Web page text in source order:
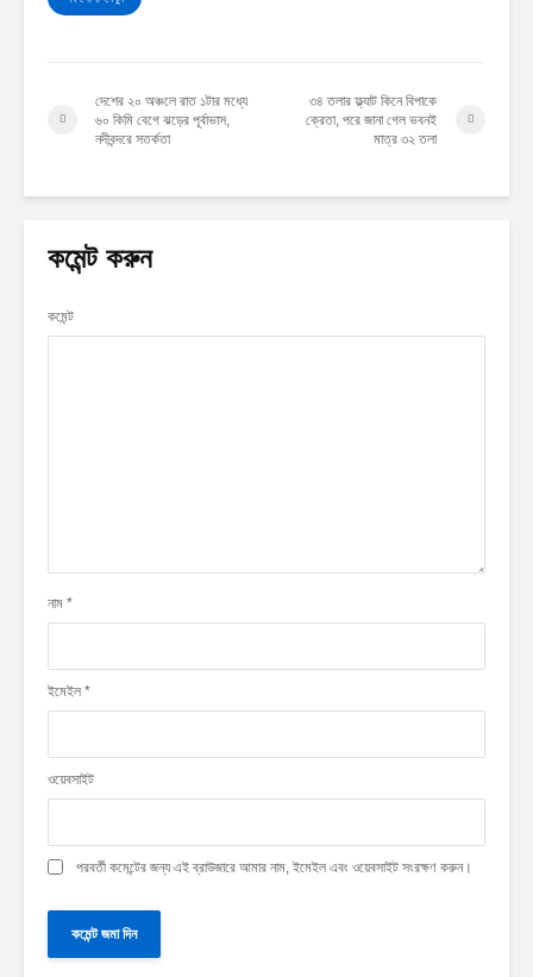
দেশের ২০ অঞ্চলে রাত ১টার মধ্যে
৬০ কিমি বেগে ঝড়ের পূর্বাভাস,
নদীবন্দরে সতর্কতা
৩৪ তলার ফ্ল্যাট কিনে বিপাকে
ক্রেতা, পরে জানা গেল ভবনই
মাত্র ৩২ তলা
কমেন্ট করুন
কমেন্ট
নাম *
ইমেইল *
ওয়েবসাইট
পরবর্তী কমেন্টের জন্য এই ব্রাউজারে আমার নাম, ইমেইল এবং ওয়েবসাইট সংরক্ষণ করুন।